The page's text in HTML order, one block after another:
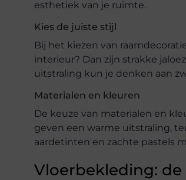
esthetiek van je ruimte.
Kies de juiste stijl
Bij het kiezen van
interieur? Dan zijn strakke
uitstraling kun je denken aan
Materialen en kleuren
De keuze van materialen en
geven een warme uitstraling,
aardetinten en zachte pastels
Vloerbekleding: